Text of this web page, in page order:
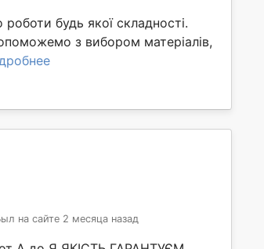
будь якої складності.
з вибором матеріалів,
на сайте 2 месяца назад